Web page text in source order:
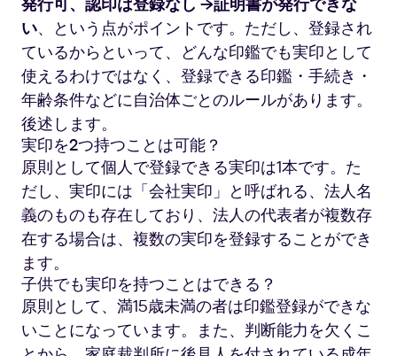
発行可、認印は登録なし →証明書が発行できな
い、という点がポイントです。ただし、登録され
ているからといって、どんな印鑑でも実印として
使えるわけではなく、登録できる印鑑・手続き・
年齢条件などに自治体ごとのルールがあります。
後述します。
実印を2つ持つことは可能？
原則として個人で登録できる実印は1本です。た
だし、実印には「会社実印」と呼ばれる、法人名
義のものも存在しており、法人の代表者が複数存
在する場合は、複数の実印を登録することができ
ます。
子供でも実印を持つことはできる？
原則として、満15歳未満の者は印鑑登録ができな
いことになっています。また、判断能力を欠くこ